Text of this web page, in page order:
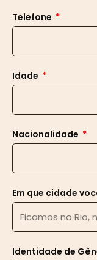
Telefone
Idade
Nacionalidade
Em que cidade
Identidade de